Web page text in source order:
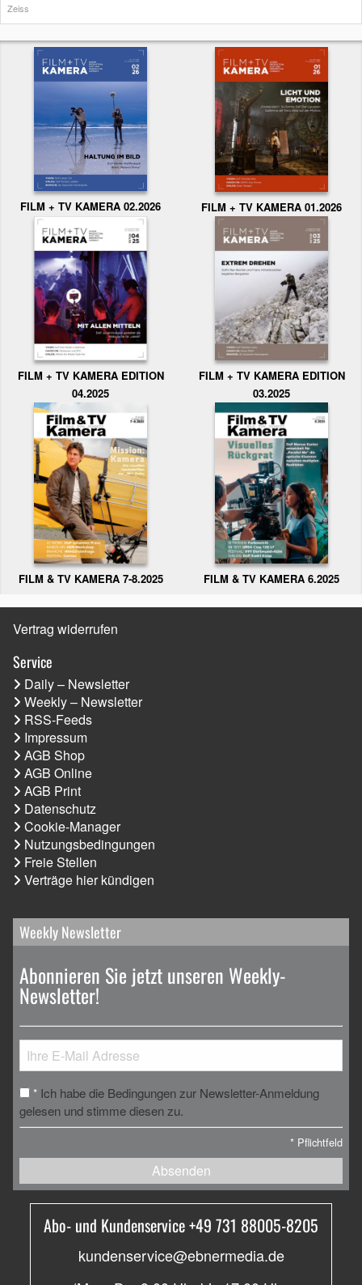
Zeiss
FILM + TV KAMERA 02.2026 FILM + TV KAMERA 01.2026
FILM + TV KAMERA EDITION
04.2025
FILM + TV KAMERA EDITION
03.2025
FILM & TV KAMERA 7-8.2025 FILM & TV KAMERA 6.2025
Vertrag widerrufen
Service
Daily – Newsletter
Weekly – Newsletter
RSS-Feeds
Impressum
AGB Shop
AGB Online
AGB Print
Datenschutz
Cookie-Manager
Nutzungsbedingungen
Freie Stellen
Verträge hier kündigen
Weekly Newsletter
Abonnieren Sie jetzt unseren Weekly-
Newsletter!
* Ich habe die Bedingungen zur Newsletter-Anmeldung
gelesen und stimme diesen zu.
* Pflichtfeld
Absenden
Abo- und Kundenservice +49 731 88005-8205
kundenservice@ebnermedia.de